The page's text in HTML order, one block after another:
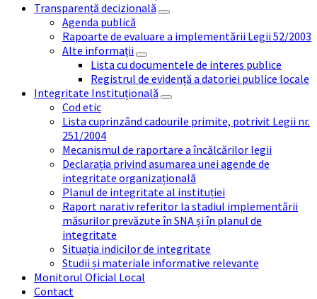
Transparență decizională
Agenda publică
Rapoarte de evaluare a implementării Legii 52/2003
Alte informații
Lista cu documentele de interes publice
Registrul de evidență a datoriei publice locale
Integritate Instituțională
Cod etic
Lista cuprinzând cadourile primite, potrivit Legii nr.
251/2004
Mecanismul de raportare a încălcărilor legii
Declarația privind asumarea unei agende de
integritate organizațională
Planul de integritate al instituției
Raport narativ referitor la stadiul implementării
măsurilor prevăzute în SNA și în planul de
integritate
Situația indicilor de integritate
Studii și materiale informative relevante
Monitorul Oficial Local
Contact